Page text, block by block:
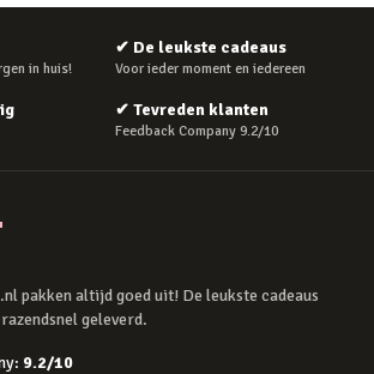
in huis!
✔ De leukste cadeaus
Voor ieder moment en iedereen
✔ Tevreden klanten
Feedback Company 9.2/10
pakken altijd goed uit! De leukste cadeaus
geleverd.
: 9.2/10